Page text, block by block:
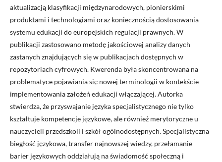
aktualizacją klasyfikacji międzynarodowych, pionierskimi
produktami i technologiami oraz koniecznością dostosowania
systemu edukacji do europejskich regulacji prawnych. W
publikacji zastosowano metodę jakościowej analizy danych
zastanych znajdujących się w publikacjach dostępnych w
repozytoriach cyfrowych. Kwerenda była skoncentrowana na
problematyce pojawiania się nowej terminologii w kontekście
implementowania założeń edukacji włączającej. Autorka
stwierdza, że przyswajanie języka specjalistycznego nie tylko
kształtuje kompetencje językowe, ale również merytoryczne u
nauczycieli przedszkoli i szkół ogólnodostępnych. Specjalistyczna
biegłość językowa, transfer najnowszej wiedzy, przełamanie
barier językowych oddziałują na świadomość społeczną i